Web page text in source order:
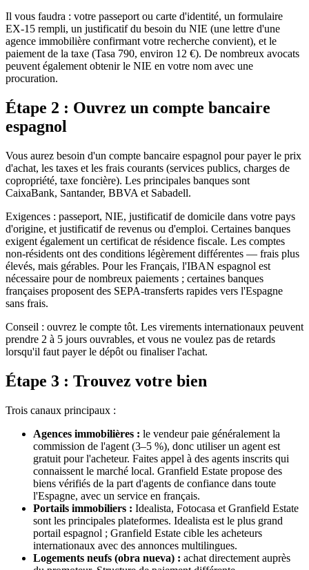
Il vous faudra : votre passeport ou carte d'identité, un formulaire
EX-15 rempli, un justificatif du besoin du NIE (une lettre d'une
agence immobilière confirmant votre recherche convient), et le
paiement de la taxe (Tasa 790, environ 12 €). De nombreux avocats
peuvent également obtenir le NIE en votre nom avec une
procuration.
Étape 2 : Ouvrez un compte bancaire
espagnol
Vous aurez besoin d'un compte bancaire espagnol pour payer le prix
d'achat, les taxes et les frais courants (services publics, charges de
copropriété, taxe foncière). Les principales banques sont
CaixaBank, Santander, BBVA et Sabadell.
Exigences : passeport, NIE, justificatif de domicile dans votre pays
d'origine, et justificatif de revenus ou d'emploi. Certaines banques
exigent également un certificat de résidence fiscale. Les comptes
non-résidents ont des conditions légèrement différentes — frais plus
élevés, mais gérables. Pour les Français, l'IBAN espagnol est
nécessaire pour de nombreux paiements ; certaines banques
françaises proposent des SEPA-transferts rapides vers l'Espagne
sans frais.
Conseil : ouvrez le compte tôt. Les virements internationaux peuvent
prendre 2 à 5 jours ouvrables, et vous ne voulez pas de retards
lorsqu'il faut payer le dépôt ou finaliser l'achat.
Étape 3 : Trouvez votre bien
Trois canaux principaux :
Agences immobilières : le vendeur paie généralement la
commission de l'agent (3–5 %), donc utiliser un agent est
gratuit pour l'acheteur. Faites appel à des agents inscrits qui
connaissent le marché local. Granfield Estate propose des
biens vérifiés de la part d'agents de confiance dans toute
l'Espagne, avec un service en français.
Portails immobiliers : Idealista, Fotocasa et Granfield Estate
sont les principales plateformes. Idealista est le plus grand
portail espagnol ; Granfield Estate cible les acheteurs
internationaux avec des annonces multilingues.
Logements neufs (obra nueva) : achat directement auprès